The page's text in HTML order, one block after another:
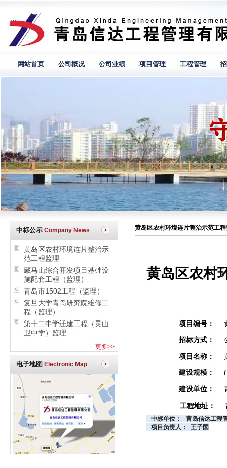
网站首页 公司概况 公司业绩 项目管理 工程管理
中标公示 Company News
黄岛区农村环境连片整治示
范工程监理
藏马山综合开发项目基础设
施配套工程（监理）
青岛市1502工程（监理）
复旦大学青岛研究院维修工
程（监理）
第十二中学迁建工程（灵山
卫中学）监理
更多>>
电子地图 Electronic Map
黄岛区农村环境连片整治示范工
黄岛区农村
项目编号：
招标方式：
项目名称：
建设规模：
/
建设单位：
工程地址：
中标单位： 青岛信达工程
项目负责人： 王子国